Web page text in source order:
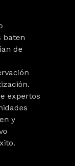
baten
de
expertos
y